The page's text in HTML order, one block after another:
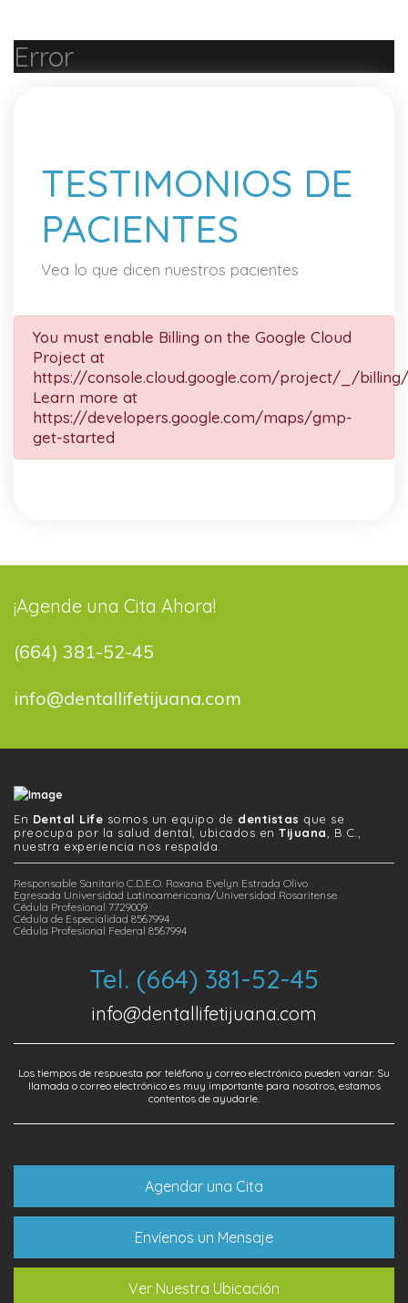
Error
TESTIMONIOS DE
PACIENTES
Vea lo que dicen nuestros pacientes
You must enable Billing on the Google Cloud
Project at
https://console.cloud.google.com/project/_/
Learn more at
https://developers.google.com/maps/gmp-
get-started
¡Agende una Cita Ahora!
(664) 381-52-45
info@dentallifetijuana.com
En Dental Life somos un equipo de dentistas que se
preocupa por la salud dental, ubicados en Tijuana , B.C.,
nuestra experiencia nos respalda.
Responsable Sanitario C.D.E.O. Roxana Evelyn Estrada Olivo
Egresada Universidad Latinoamericana/Universidad Rosaritense
Cédula Profesional 7729009
Cédula de Especialidad 8567994
Cédula Profesional Federal 8567994
Tel. (664) 381-52-45
info@dentallifetijuana.com
Los tiempos de respuesta por teléfono y correo electrónico pueden variar. Su
llamada o correo electrónico es muy importante para nosotros, estamos
contentos de ayudarle.
Agendar una Cita
Envíenos un Mensaje
Ver Nuestra Ubicación